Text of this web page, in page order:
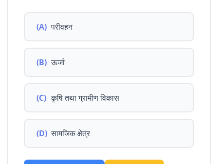
(A) परीवहन
(B) ऊर्जा
(C) कृषि तथा ग्रामीण विकास
(D) सामजिक क्षेत्र